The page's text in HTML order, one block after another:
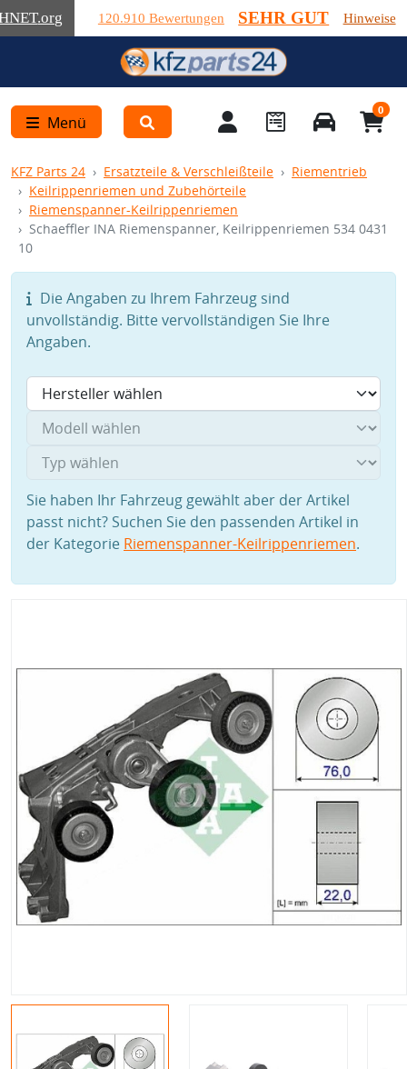
.org 120.910 Bewertungen SEHR GUT Hinweise
Menü
0
KFZ Parts 24 Ersatzteile & Verschleißteile
Riementrieb
Keilrippenriemen und Zubehörteile
Riemenspanner-Keilrippenriemen
Schaeffler INA Riemenspanner, Keilrippenriemen 534 0431
10
Die Angaben zu Ihrem Fahrzeug sind
unvollständig. Bitte vervollständigen Sie Ihre
Angaben.
Sie haben Ihr Fahrzeug gewählt aber der Artikel
passt nicht? Suchen Sie den passenden Artikel in
der Kategorie Riemenspanner-Keilrippenriemen.